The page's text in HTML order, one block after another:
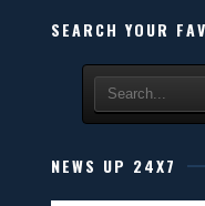
SEARCH YOUR
NEWS UP 24X7